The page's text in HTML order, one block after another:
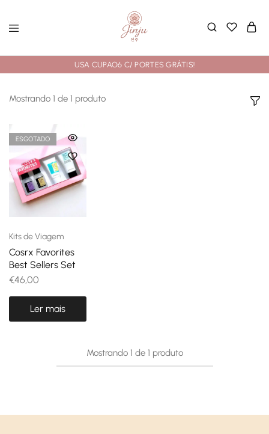
USA CUPAO6 C/ PORTES GRÁTIS!
Mostrando 1 de 1 produto
ESGOTADO
Kits de Viagem
Cosrx Favorites
Best Sellers Set
€46,00
Ler mais
Mostrando1 de 1 produto